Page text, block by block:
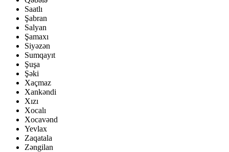
Saatlı
Şabran
Salyan
Şamaxı
Siyəzən
Sumqayıt
Şuşa
Şəki
Xaçmaz
Xankəndi
Xızı
Xocalı
Xocavənd
Yevlax
Zaqatala
Zəngilan